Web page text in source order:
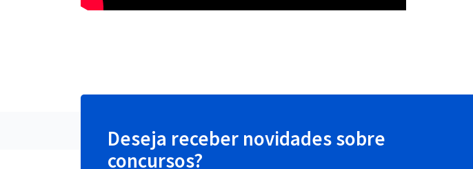
Deseja receber novidades sobre
concursos?